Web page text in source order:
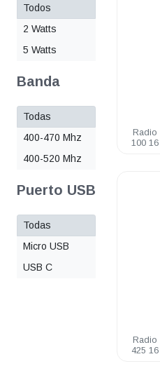
Todos
2 Watts
5 Watts
Banda
Todas
400-470 Mhz
400-520 Mhz
Puerto USB
Todas
Micro USB
USB C
Radio
100
Radio
425